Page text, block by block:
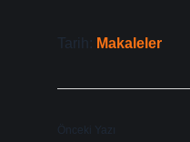
Tarih: Makaleler
Önceki Yazı